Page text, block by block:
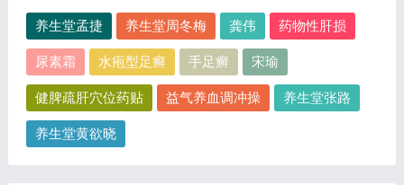
养生堂孟捷 养生堂周冬梅 龚伟 药物性肝损
尿素霜 水疱型足癣 手足癣 宋瑜
健脾疏肝穴位药贴 益气养血调冲操 养生堂张路
养生堂黄欲晓